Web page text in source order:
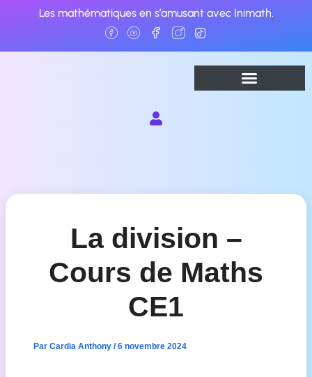
Les mathématiques en s’amusant avec Inimath.
La division –
Cours de Maths
CE1
Par Cardia Anthony /6 novembre 2024